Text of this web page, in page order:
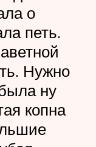
о
петь.
Нужно
ну
копна